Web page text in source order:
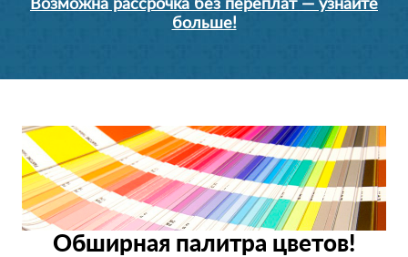
Возможна рассрочка без переплат — узнайте
больше!
Обширная палитра цветов!